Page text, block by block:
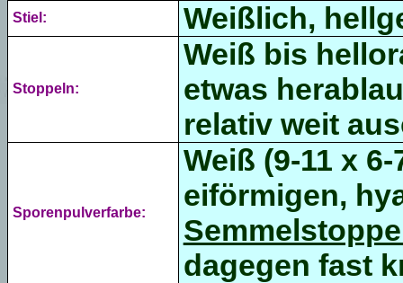
Stiel: Weißlich,
Stoppeln:
Weiß bis
etwas
relativ weit
Sporenpulverfarbe:
Weiß (9-11 x
eiförmigen,
dagegen fast